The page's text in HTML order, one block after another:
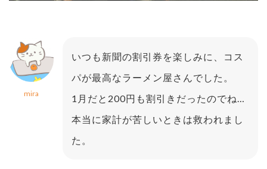
mira
いつも新聞の割引券を楽しみに、コス
パが最高なラーメン屋さんでした。
1月だと200円も割引きだったのでね…
本当に家計が苦しいときは救われまし
た。